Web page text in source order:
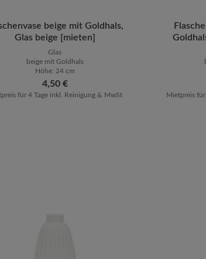
Schaltflächen um die
Wert ein oder benutze
Anzahl: Gib den
beige mit Goldhals,
Glas beige [mieten]
Glas
beige mit Goldhals
Höhe: 24 cm
Regulärer Preis:
4,50 €
für 4 Tage inkl. Reinigung & MwSt Mietpreis